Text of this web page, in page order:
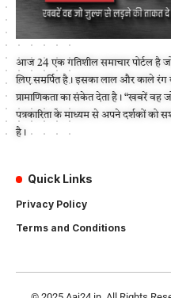
आज 24 एक गतिशील समाचार पोर्टल है
लिए समर्पित है। इसका लाल और काले रंग
प्रामाणिकता का संकेत देता है। “खबरें
पत्रकारिता के माध्यम से अपने दर्शकों को
है।
Quick Links
Privacy Policy
Terms and Conditions